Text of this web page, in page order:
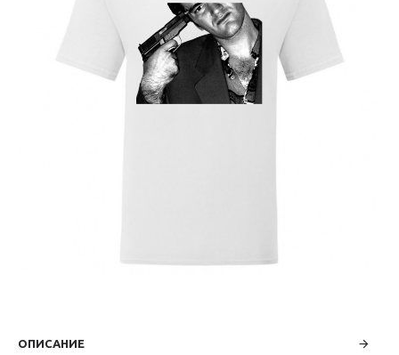
ОПИСАНИЕ